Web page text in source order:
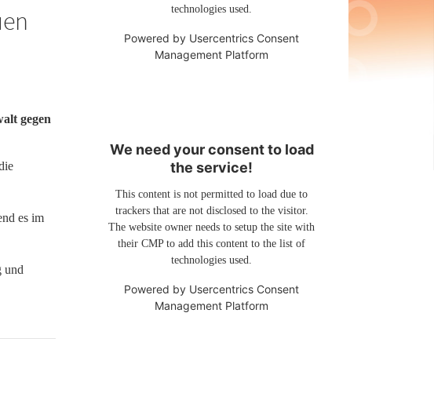
gegen
es im
und
technologies used.
Powered by Usercentrics Consent
Management Platform
We need your consent to load
the service!
This content is not permitted to load due to
trackers that are not disclosed to the visitor.
The website owner needs to setup the site with
their CMP to add this content to the list of
technologies used.
Powered by Usercentrics Consent
Management Platform